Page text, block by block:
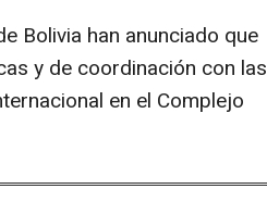
Bolivia han anunciado que
y de coordinación con las
en el Complejo